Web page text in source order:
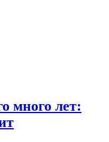
много лет: